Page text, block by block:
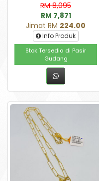
RM 8,095
RM 7,871
Jimat RM 224.00
Info Produk
Stok Tersedia di Pasir
Gudang